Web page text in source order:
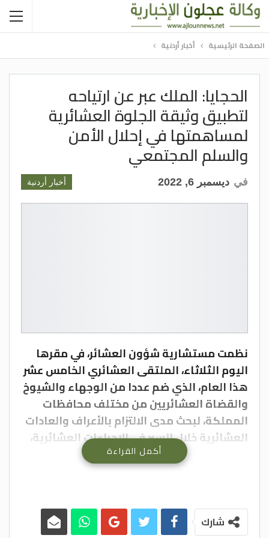
الصفحة الرئيسية أخبار أردنية
الحجايا: الملك عبر عن ارتياحه
لتطبيق وثيقة الجلوة العشائرية
لمساهمتها في إحلال الأمن
والسلم المجتمعي
أخبار أردنية في ديسمبر 6, 2022
نظمت مستشارية شؤون العشائر، في مقرها
اليوم الثلاثاء، الملتقى العشائري الخامس عشر
هذا العام، الذي ضم عددا من الوجهاء والشيوخ
والقضاة العشائريين من مختلف محافظات
المملكة، لبحث مدى الالتزام بالأعراف والعادات
العشائرية خلال السير في الإجراءات العشائرية،
إضافة إلى الحديث عن النتائج والمخرجات
الإيجابية لتطبيق وثيقة الجلوة العشائرية.
الدكتور عاطف الحجايا، تحيات وتقدير جلالة
الملك عبدالله الثاني إلى شيوخ العشائر
أكمل القراءة
شارك